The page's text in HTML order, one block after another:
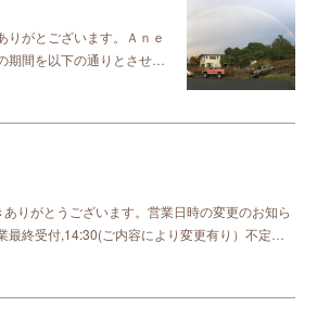
りがとございます。Ａｎｅ
期間を以下の通りとさせ…
りがとうございます。営業日時の変更のお知ら
最終受付,14:30(ご内容により変更有り）不定…